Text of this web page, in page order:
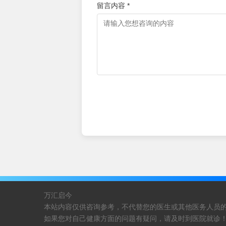
留言内容 *
万汇启今
本站内容仅供咨询参考，不代替您的医生或其他医务人员
如果您对自己健康方面的问题有疑问，请及时到医院就诊